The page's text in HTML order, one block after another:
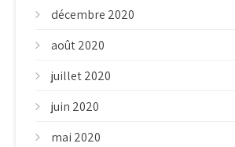
décembre 2020
août 2020
juillet 2020
juin 2020
mai 2020